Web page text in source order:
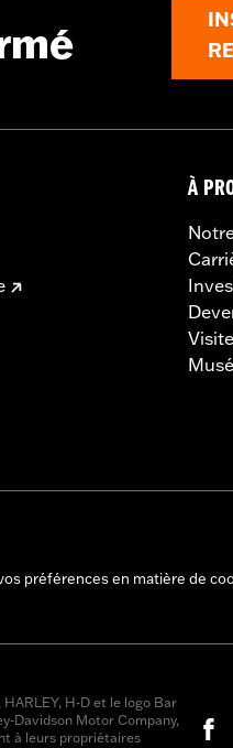
À
préférences en matière de
H-D et le logo Bar
Davidson Motor Company,
à leurs propriétaires